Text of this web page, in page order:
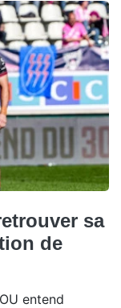
sa
de
entend